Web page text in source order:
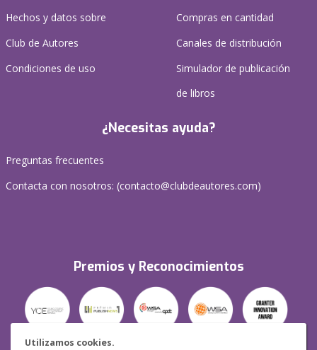
Utilizamos cookies.
Hechos y datos sobre
Club de Autores
Condiciones de uso
Compras en cantidad
Canales de distribución
Simulador de publicación
de libros
¿Necesitas ayuda?
Preguntas frecuentes
Contacta con nosotros: (contacto@clubdeautores.com)
Premios y Reconocimientos